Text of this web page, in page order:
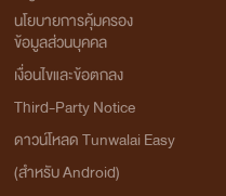
นโยบายการคุ้มครอง
ข้อมูลส่วนบุคคล
เงื่อนไขและข้อตกลง
Third-Party Notice
ดาวน์โหลด Tunwalai Easy
(สำหรับ Android)